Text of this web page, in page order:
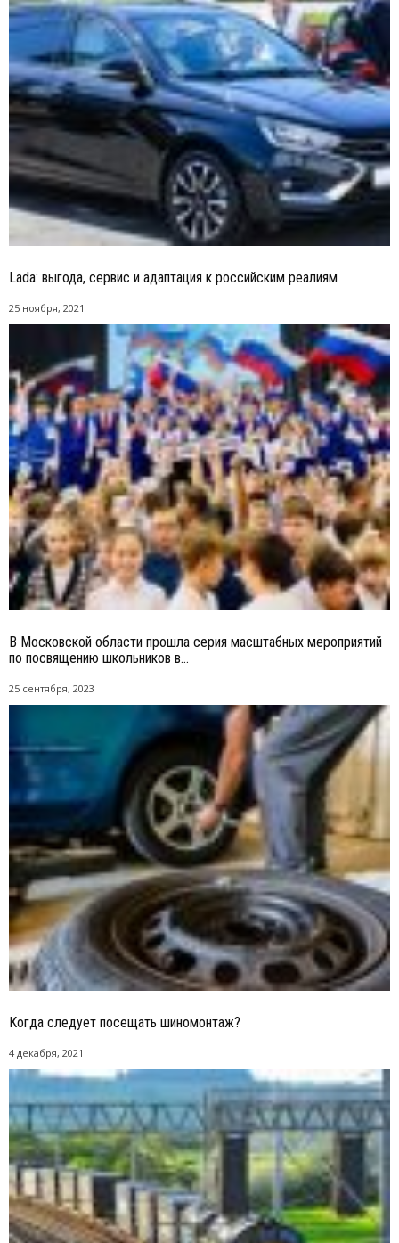
Lada: выгода, сервис и адаптация к российским реалиям
25 ноября, 2021
В Московской области прошла серия масштабных мероприятий
по посвящению школьников в...
25 сентября, 2023
Когда следует посещать шиномонтаж?
4 декабря, 2021